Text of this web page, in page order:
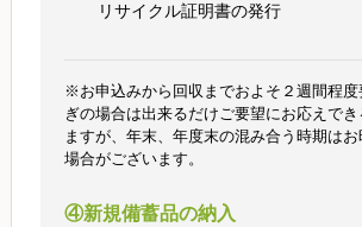
リサイクル証明書の発行
※お申込みから回収までおよそ２週間程度
ぎの場合は出来るだけご要望にお応えで
ますが、年末、年度末の混み合う時期はお
場合がございます。
④新規備蓄品の納入